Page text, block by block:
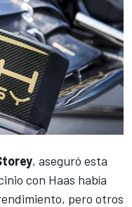
, aseguró esta
con Haas había
pero otros